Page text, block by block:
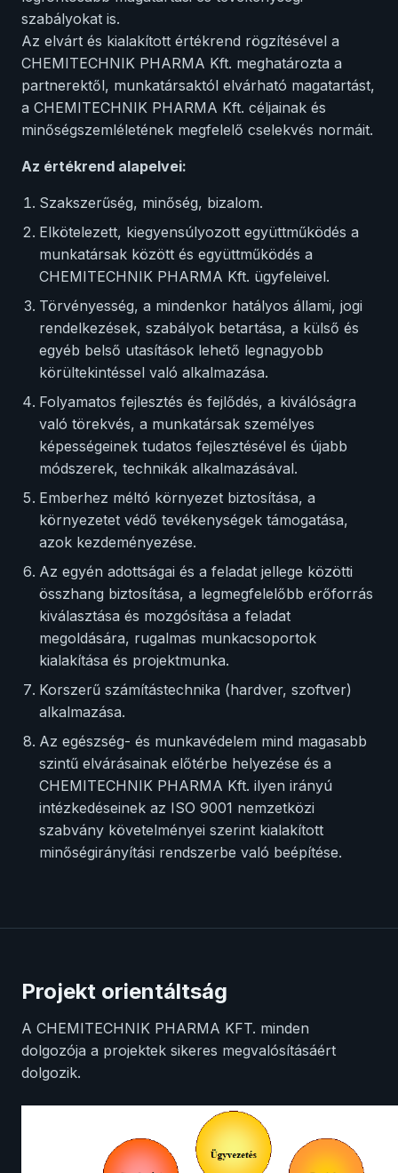
szabályokat is.
Az elvárt és kialakított értékrend rögzítésével a
CHEMITECHNIK PHARMA Kft. meghatározta a
partnerektől, munkatársaktól elvárható magatartást,
a CHEMITECHNIK PHARMA Kft. céljainak és
minőségszemléletének megfelelő cselekvés normáit.
Az értékrend alapelvei:
Szakszerűség, minőség, bizalom.
Elkötelezett, kiegyensúlyozott együttműködés a
munkatársak között és együttműködés a
CHEMITECHNIK PHARMA Kft. ügyfeleivel.
Törvényesség, a mindenkor hatályos állami, jogi
rendelkezések, szabályok betartása, a külső és
egyéb belső utasítások lehető legnagyobb
körültekintéssel való alkalmazása.
Folyamatos fejlesztés és fejlődés, a kiválóságra
való törekvés, a munkatársak személyes
képességeinek tudatos fejlesztésével és újabb
módszerek, technikák alkalmazásával.
Emberhez méltó környezet biztosítása, a
környezetet védő tevékenységek támogatása,
azok kezdeményezése.
Az egyén adottságai és a feladat jellege közötti
összhang biztosítása, a legmegfelelőbb erőforrás
kiválasztása és mozgósítása a feladat
megoldására, rugalmas munkacsoportok
kialakítása és projektmunka.
Korszerű számítástechnika (hardver, szoftver)
alkalmazása.
Az egészség- és munkavédelem mind magasabb
szintű elvárásainak előtérbe helyezése és a
CHEMITECHNIK PHARMA Kft. ilyen irányú
intézkedéseinek az ISO 9001 nemzetközi
szabvány követelményei szerint kialakított
minőségirányítási rendszerbe való beépítése.
Projekt orientáltság
A CHEMITECHNIK PHARMA KFT. minden
dolgozója a projektek sikeres megvalósításáért
dolgozik.